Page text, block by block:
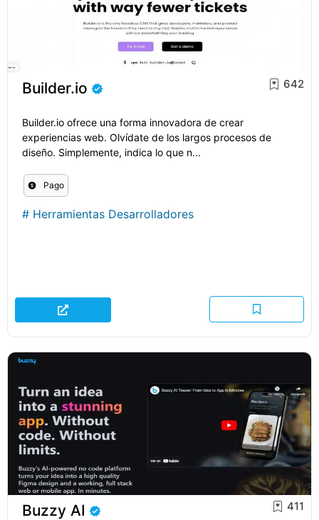
Builder.io 642
Builder.io ofrece una forma innovadora de crear
experiencias web. Olvídate de los largos procesos de
diseño. Simplemente, indica lo que n...
Pago
# Herramientas Desarrolladores
Buzzy AI 411